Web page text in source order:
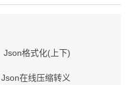
Json格式化(上下)
Json在线压缩转义